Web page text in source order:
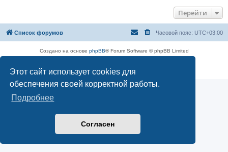
Этот сайт использует cookies для
обеспечения своей корректной работы.
Подробнее
Согласен
Перейти
Список форумов Часовой пояс: UTC+03:00
Создано на основе phpBB® Forum Software © phpBB Limited
Конфиденциальность|Правила